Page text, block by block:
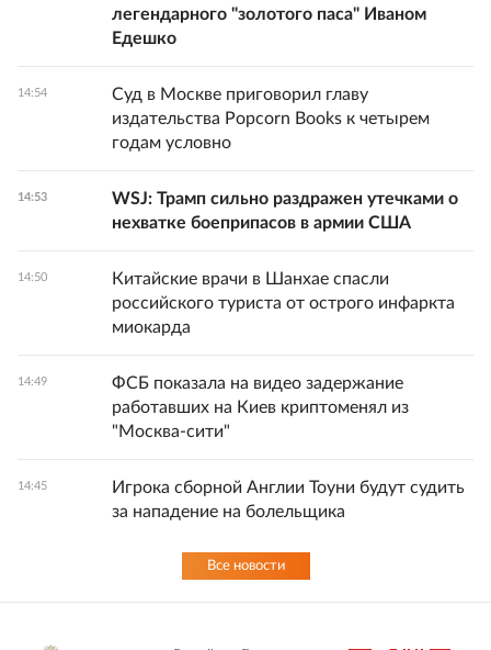
легендарного "золотого паса" Иваном
Едешко
14:54
Суд в Москве приговорил главу
издательства Popcorn Books к четырем
годам условно
14:53
WSJ: Трамп сильно раздражен утечками о
нехватке боеприпасов в армии США
14:50
Китайские врачи в Шанхае спасли
российского туриста от острого инфаркта
миокарда
14:49
ФСБ показала на видео задержание
работавших на Киев криптоменял из
"Москва-сити"
14:45
Игрока сборной Англии Тоуни будут судить
за нападение на болельщика
Все новости